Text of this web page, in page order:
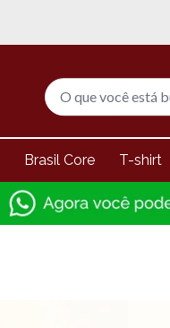
Brasil Core T-shirt